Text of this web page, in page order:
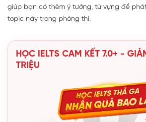
giúp bạn có thêm ý tưởng, từ vựng để
topic này trong phòng thi.
HỌC IELTS CAM KẾT 7.0+ -
TRIỆU